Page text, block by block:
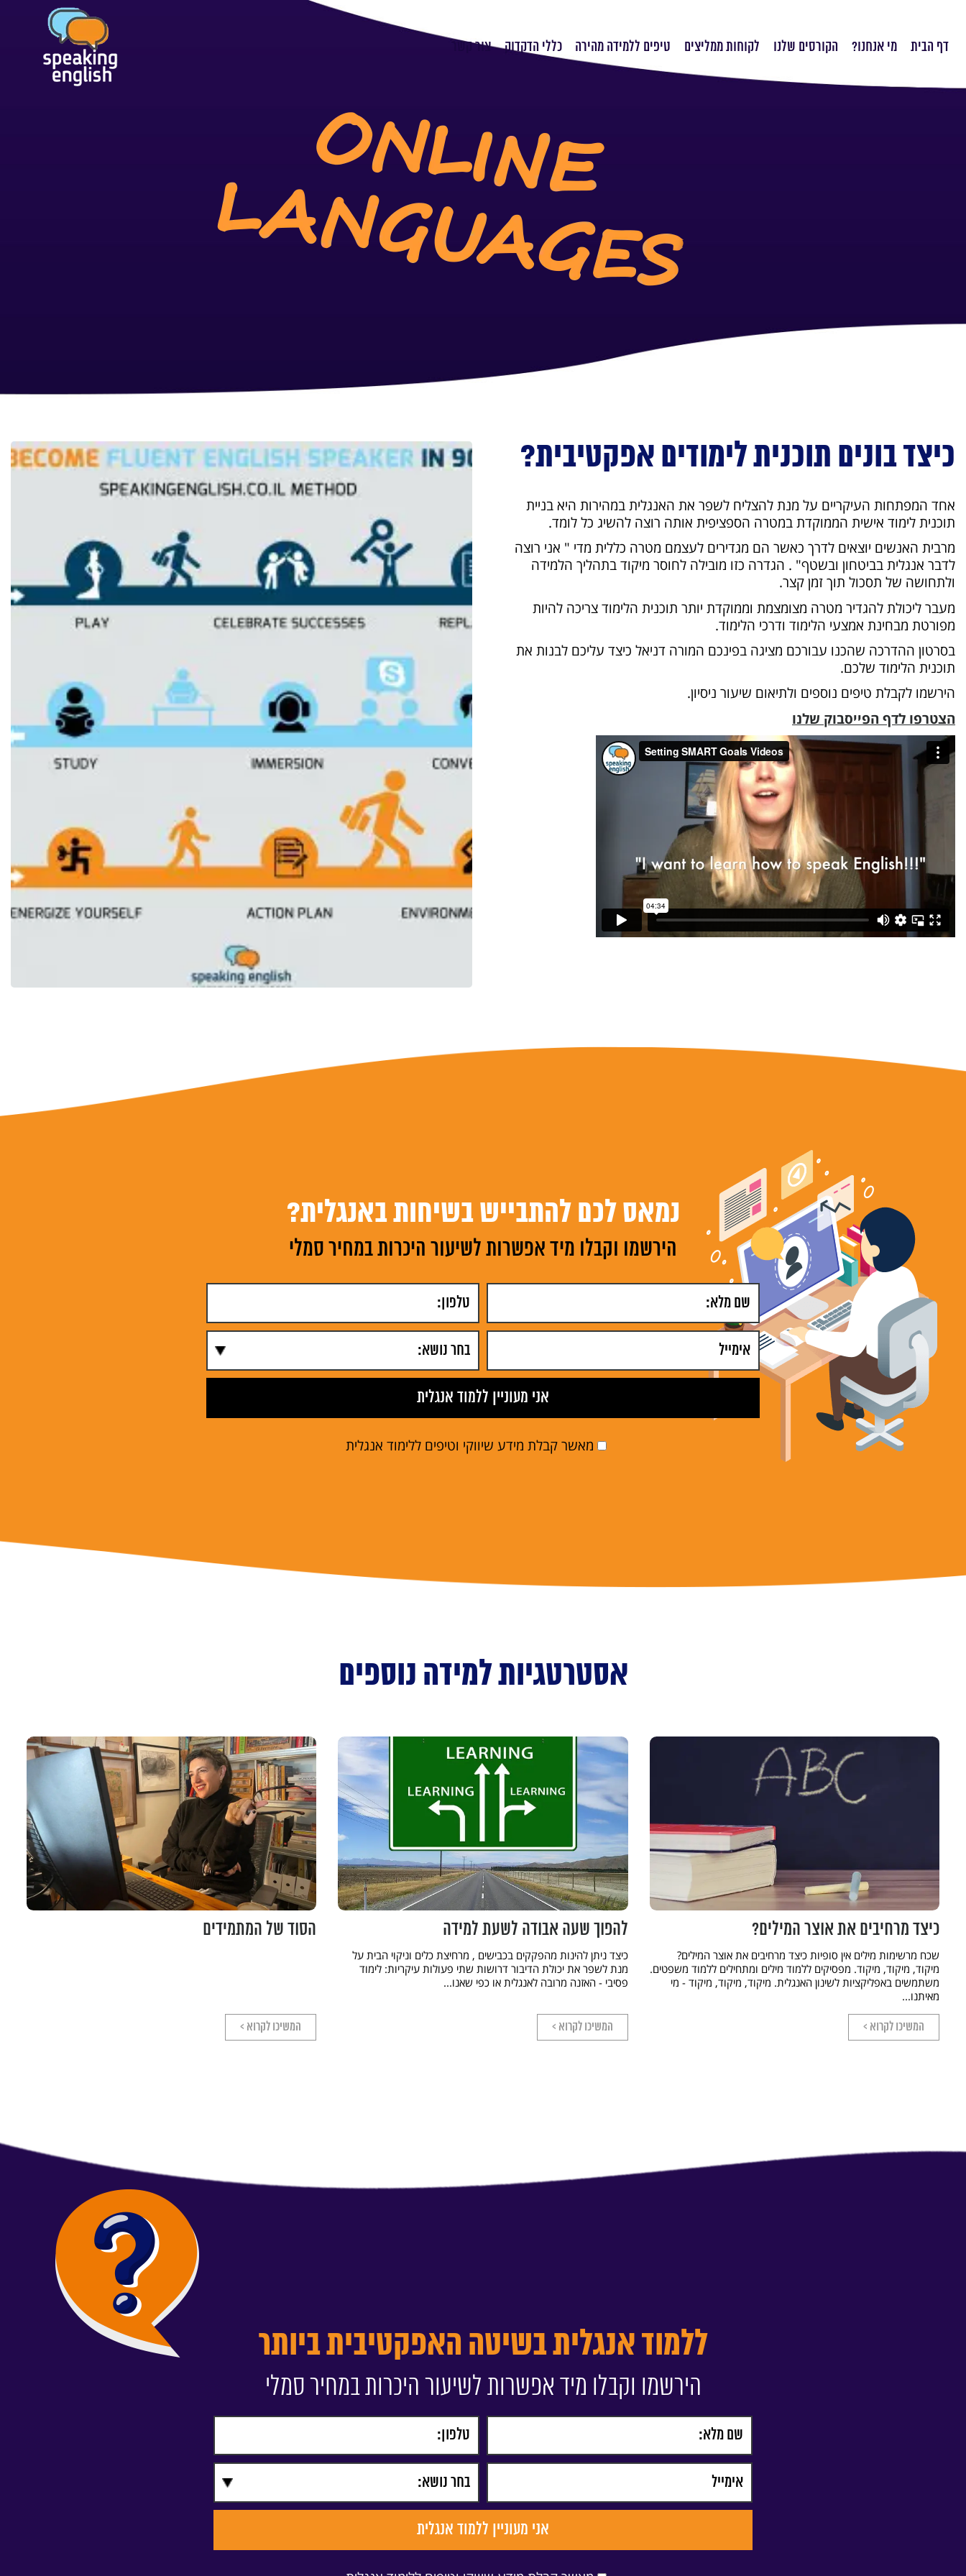
דף הבית מי אנחנו? הקורסים שלנו לקוחות ממליצים טיפים ללמידה מהירה כללי הדקדוק צור קשר
כיצד בונים תוכנית לימודים אפקטיבית?
אחד המפתחות העיקריים על מנת להצליח לשפר את האנגלית במהירות היא בניית
תוכנית לימוד אישית הממוקדת במטרה הספציפית אותה רוצה להשיג כל לומד.
מרבית האנשים יוצאים לדרך כאשר הם מגדירים לעצמם מטרה כללית מדי " אני רוצה
לדבר אנגלית בביטחון ובשטף" . הגדרה כזו מובילה לחוסר מיקוד בתהליך הלמידה
ולתחושה של תסכול תוך זמן קצר.
מעבר ליכולת להגדיר מטרה מצומצמת וממוקדת יותר תוכנית הלימוד צריכה להיות
מפורטת מבחינת אמצעי הלימוד ודרכי הלימוד.
בסרטון ההדרכה שהכנו עבורכם מציגה בפינכם המורה דניאל כיצד עליכם לבנות את
תוכנית הלימוד שלכם.
הירשמו לקבלת טיפים נוספים ולתיאום שיעור ניסיון.
הצטרפו לדף הפייסבוק שלנו
נמאס לכם להתבייש בשיחות באנגלית?
הירשמו וקבלו מיד אפשרות לשיעור היכרות במחיר סמלי
מאשר קבלת מידע שיווקי וטיפים ללימוד אנגלית
אסטרטגיות למידה נוספים
כיצד מרחיבים את אוצר המילים?
שכח מרשימות מילים אין סופיות כיצד מרחיבים את אוצר המילים?
מיקוד, מיקוד, מיקוד. מפסיקים ללמוד מילים ומתחילים ללמוד משפטים.
משתמשים באפליקציות לשינון האנגלית. מיקוד, מיקוד, מיקוד - מי
מאיתנו...
המשיכו לקרוא >
להפוך שעה אבודה לשעת למידה
כיצד ניתן להינות מהפקקים בכבישים , מרחיצת כלים וניקוי הבית על
מנת לשפר את יכולת הדיבור דרושות שתי פעולות עיקריות: לימוד
פסיבי - האזנה מרובה לאנגלית או כפי שאנו...
המשיכו לקרוא >
הסוד של המתמידים
המשיכו לקרוא >
ללמוד אנגלית בשיטה האפקטיבית ביותר
הירשמו וקבלו מיד אפשרות לשיעור היכרות במחיר סמלי